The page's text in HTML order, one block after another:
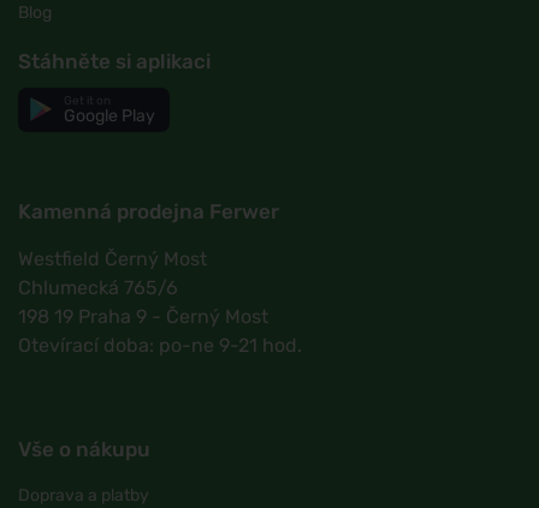
Blog
Stáhněte si aplikaci
Google Play
Kamenná prodejna Ferwer
Westfield Černý Most
Chlumecká 765/6
198 19 Praha 9 - Černý Most
Otevírací doba: po-ne 9-21 hod.
Vše o nákupu
Doprava a platby